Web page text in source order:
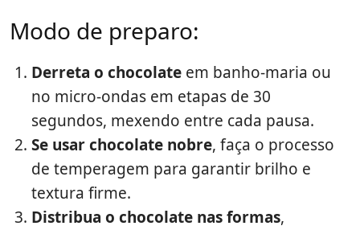
Modo de preparo:
Derreta o chocolate em banho-maria ou
no micro-ondas em etapas de 30
segundos, mexendo entre cada pausa.
Se usar chocolate nobre, faça o processo
de temperagem para garantir brilho e
textura firme.
Distribua o chocolate nas formas,